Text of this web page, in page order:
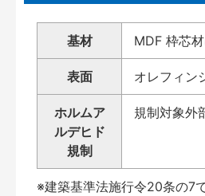
基材 MDF 枠芯
表面 オレフィン
ホルムア
ルデヒド
規制
規制対象外
※建築基準法施行令20条の7